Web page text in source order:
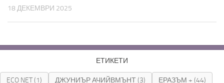
18 ДЕКЕМВРИ 2025
ЕТИКЕТИ
ECO NET(1) ДЖУНИЪР АЧИЙВМЪНТ(3) ЕРАЗЪМ + (44)